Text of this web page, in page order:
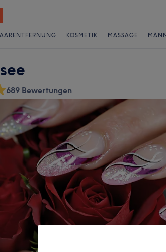
KOSMETIK MASSAGE
689 Bewertungen